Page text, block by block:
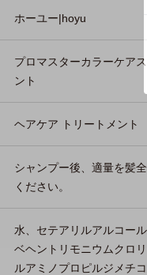
ホーユー|hoyu
プロマスターカラーケア
ント
ヘアケア トリートメント
シャンプー後、適量を髪
ください。
水、セテアリルアルコー
ベヘントリモニウムクロ
ルアミノプロピルジメチ